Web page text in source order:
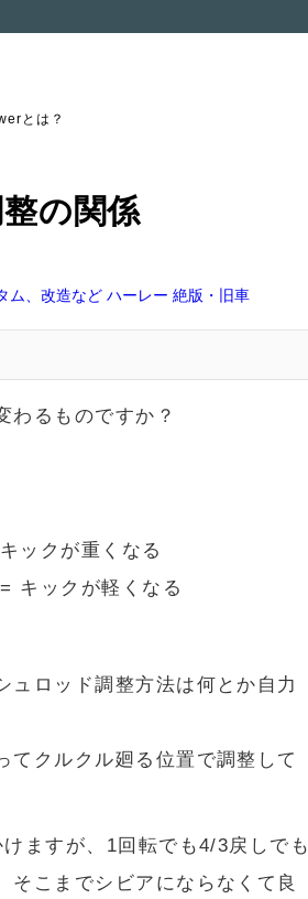
とは？
の関係
ム、改造など ハーレー 絶版・旧車
わるものですか？
ックが重くなる
キックが軽くなる
ュロッド調整方法は何とか自力
てクルクル廻る位置で調整して
ますが、1回転でも4/3戻しでも
そこまでシビアにならなくて良